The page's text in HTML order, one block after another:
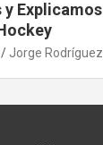
Jorge